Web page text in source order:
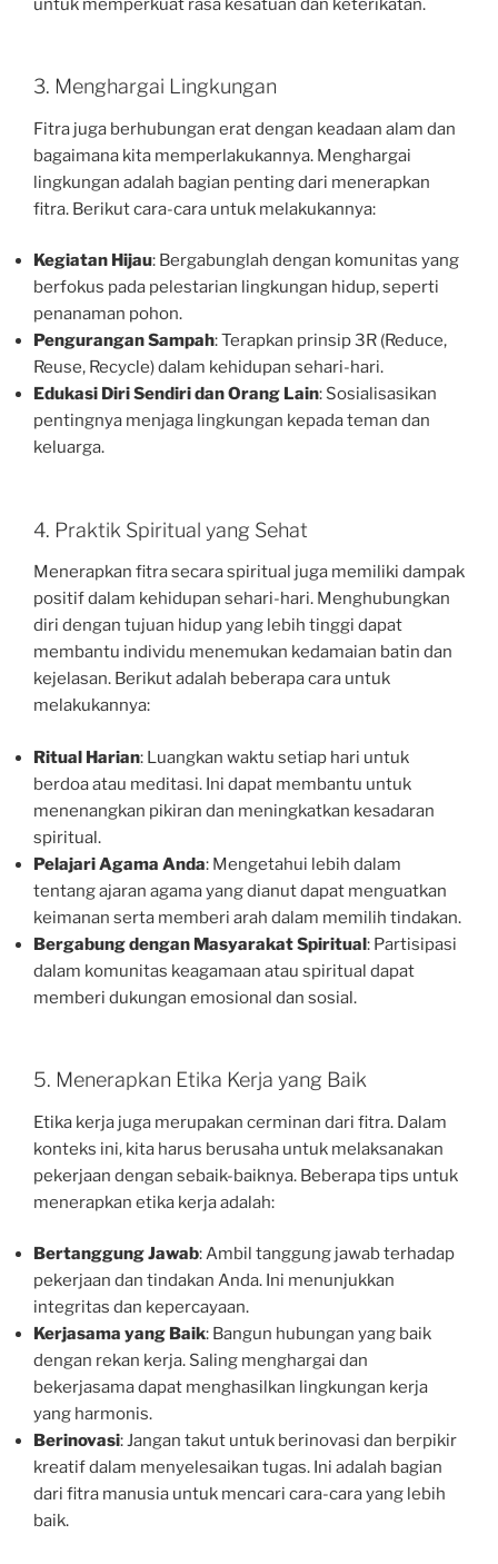
untuk memperkuat rasa kesatuan dan keterikatan.
3. Menghargai Lingkungan
Fitra juga berhubungan erat dengan keadaan alam dan
bagaimana kita memperlakukannya. Menghargai
lingkungan adalah bagian penting dari menerapkan
fitra. Berikut cara-cara untuk melakukannya:
Kegiatan Hijau: Bergabunglah dengan komunitas yang
berfokus pada pelestarian lingkungan hidup, seperti
penanaman pohon.
Pengurangan Sampah: Terapkan prinsip 3R (Reduce,
Reuse, Recycle) dalam kehidupan sehari-hari.
Edukasi Diri Sendiri dan Orang Lain: Sosialisasikan
pentingnya menjaga lingkungan kepada teman dan
keluarga.
4. Praktik Spiritual yang Sehat
Menerapkan fitra secara spiritual juga memiliki dampak
positif dalam kehidupan sehari-hari. Menghubungkan
diri dengan tujuan hidup yang lebih tinggi dapat
membantu individu menemukan kedamaian batin dan
kejelasan. Berikut adalah beberapa cara untuk
melakukannya:
Ritual Harian: Luangkan waktu setiap hari untuk
berdoa atau meditasi. Ini dapat membantu untuk
menenangkan pikiran dan meningkatkan kesadaran
spiritual.
Pelajari Agama Anda: Mengetahui lebih dalam
tentang ajaran agama yang dianut dapat menguatkan
keimanan serta memberi arah dalam memilih tindakan.
Bergabung dengan Masyarakat Spiritual: Partisipasi
dalam komunitas keagamaan atau spiritual dapat
memberi dukungan emosional dan sosial.
5. Menerapkan Etika Kerja yang Baik
Etika kerja juga merupakan cerminan dari fitra. Dalam
konteks ini, kita harus berusaha untuk melaksanakan
pekerjaan dengan sebaik-baiknya. Beberapa tips untuk
menerapkan etika kerja adalah:
Bertanggung Jawab: Ambil tanggung jawab terhadap
pekerjaan dan tindakan Anda. Ini menunjukkan
integritas dan kepercayaan.
Kerjasama yang Baik: Bangun hubungan yang baik
dengan rekan kerja. Saling menghargai dan
bekerjasama dapat menghasilkan lingkungan kerja
yang harmonis.
Berinovasi: Jangan takut untuk berinovasi dan berpikir
kreatif dalam menyelesaikan tugas. Ini adalah bagian
dari fitra manusia untuk mencari cara-cara yang lebih
baik.